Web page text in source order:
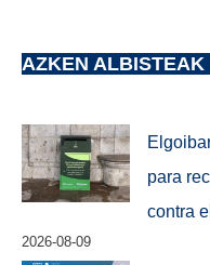
AZKEN ALBISTEAK
para
contra
2026-08-09